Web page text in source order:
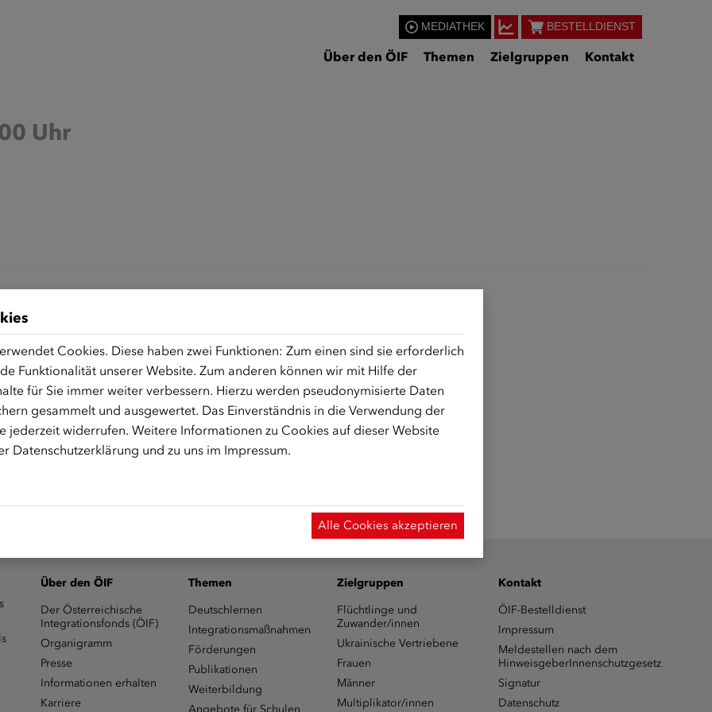
MEDIATHEK BESTELLDIENST
Über den ÖIF Themen Zielgruppen Kontakt
Uhr
Start des Onlinekurses aktiviert.)
Über den ÖIF
Der Österreichische
Integrationsfonds (ÖIF)
Organigramm
Presse
Informationen erhalten
Karriere
Themen
Deutschlernen
Integrationsmaßnahmen
Förderungen
Publikationen
Weiterbildung
Angebote für Schulen
Zielgruppen
Flüchtlinge und
Zuwander/innen
Ukrainische Vertriebene
Frauen
Männer
Multiplikator/innen
Kontakt
ÖIF-Bestelldienst
Impressum
Meldestellen nach dem
HinweisgeberInnenschutzgesetz
Signatur
Datenschutz
Cookies. Diese haben zwei Funktionen: Zum einen sind sie erforderlich
Funktionalität unserer Website. Zum anderen können wir mit Hilfe der
für Sie immer weiter verbessern. Hierzu werden pseudonymisierte Daten
gesammelt und ausgewertet. Das Einverständnis in die Verwendung der
jederzeit widerrufen. Weitere Informationen zu Cookies auf dieser Website
Datenschutzerklärung und zu uns im Impressum.
Alle Cookies akzeptieren